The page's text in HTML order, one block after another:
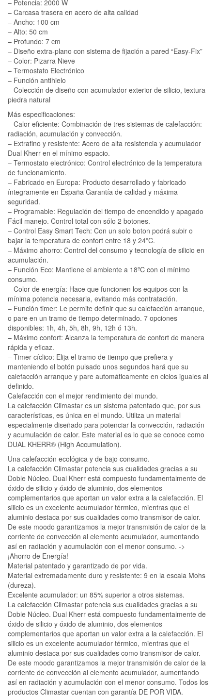
– Potencia: 2000 W
– Carcasa trasera en acero de alta calidad
– Ancho: 100 cm
– Alto: 50 cm
– Profundo: 7 cm
– Diseño extra-plano con sistema de fijación a pared “Easy-Fix”
– Color: Pizarra Nieve
– Termostato Electrónico
– Función antihielo
– Colección de diseño con acumulador exterior de silicio, textura
piedra natural
Más especificaciones:
– Calor eficiente: Combinación de tres sistemas de calefacción:
radiación, acumulación y convección.
– Extrafino y resistente: Acero de alta resistencia y acumulador
Dual Kherr en el mínimo espacio.
– Termostato electrónico: Control electrónico de la temperatura
de funcionamiento.
– Fabricado en Europa: Producto desarrollado y fabricado
íntegramente en España Garantía de calidad y máxima
seguridad.
– Programable: Regulación del tiempo de encendido y apagado
Fácil manejo. Control total con sólo 2 botones.
– Control Easy Smart Tech: Con un solo boton podrá subir o
bajar la temperatura de confort entre 18 y 24ºC.
– Máximo ahorro: Control del consumo y tecnología de silicio en
acumulación.
– Función Eco: Mantiene el ambiente a 18ºC con el mínimo
consumo.
– Color de energía: Hace que funcionen los equipos con la
mínima potencia necesaria, evitando más contratación.
– Función timer: Le permite definir que su calefacción arranque,
o pare en un tramo de tiempo determinado. 7 opciones
disponibles: 1h, 4h, 5h, 8h, 9h, 12h ó 13h.
– Máximo confort: Alcanza la temperatura de confort de manera
rápida y eficaz.
– Timer cíclico: Elija el tramo de tiempo que prefiera y
manteniendo el botón pulsado unos segundos hará que su
calefacción arranque y pare automáticamente en ciclos iguales al
definido.
Calefacción con el mejor rendimiento del mundo.
La calefacción Climastar es un sistema patentado que, por sus
características, es única en el mundo. Utiliza un material
especialmente diseñado para potenciar la convección, radiación
y acumulación de calor. Este material es lo que se conoce como
DUAL KHERR® (High Accumulation).
Una calefacción ecológica y de bajo consumo.
La calefacción Climastar potencia sus cualidades gracias a su
Doble Núcleo. Dual Kherr está compuesto fundamentalmente de
óxido de silicio y óxido de aluminio, dos elementos
complementarios que aportan un valor extra a la calefacción. El
silicio es un excelente acumulador térmico, mientras que el
aluminio destaca por sus cualidades como transmisor de calor.
De este moodo garantizamos la mejor transmisión de calor de la
corriente de convección al elemento acumulador, aumentando
así en radiación y acumulación con el menor consumo. ->
¡Ahorro de Energía!
Material patentado y garantizado de por vida.
Material extremadamente duro y resistente: 9 en la escala Mohs
(dureza).
Excelente acumulador: un 85% superior a otros sistemas.
La calefacción Climastar potencia sus cualidades gracias a su
Doble Núcleo. Dual Kherr está compuesto fundamentalmente de
óxido de silicio y óxido de aluminio, dos elementos
complementarios que aportan un valor extra a la calefacción. El
silicio es un excelente acumulador térmico, mientras que el
aluminio destaca por sus cualidades como transmisor de calor.
De este moodo garantizamos la mejor transmisión de calor de la
corriente de convección al elemento acumulador, aumentando
así en radiación y acumulación con el menor consumo. Todos los
productos Climastar cuentan con garantía DE POR VIDA.